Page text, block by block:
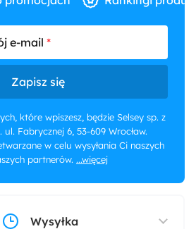
e-mail
Zapisz się
które wpiszesz, będzie Selsey sp. z
Fabrycznej 6, 53-609 Wrocław.
w celu wysyłania Ci naszych
partnerów. ...więcej
Wysyłka